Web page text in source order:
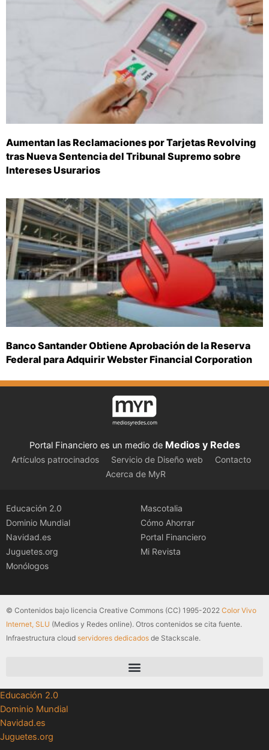
Aumentan las Reclamaciones por Tarjetas Revolving
tras Nueva Sentencia del Tribunal Supremo sobre
Intereses Usurarios
Banco Santander Obtiene Aprobación de la Reserva
Federal para Adquirir Webster Financial Corporation
Portal Financiero es un medio de Medios y Redes
Artículos patrocinados Servicio de Diseño web
Contacto
Acerca de MyR
Educación 2.0
Dominio Mundial
Navidad.es
Juguetes.org
Monólogos
Mascotalia
Cómo Ahorrar
Portal Financiero
Mi Revista
© Contenidos bajo licencia Creative Commons (CC) 1995-2022 Color Vivo
Internet, SLU (Medios y Redes online). Otros contenidos se cita fuente.
Infraestructura cloud servidores dedicados de Stackscale.
Educación 2.0
Dominio Mundial
Navidad.es
Juguetes.org